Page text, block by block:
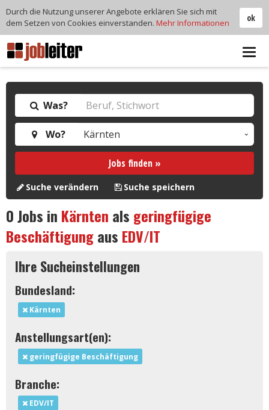
Was?
Wo?
Jobs finden »
Suche verändern Suche speichern
0Jobs in Kärnten als geringfügige
Beschäftigungaus EDV/IT
Ihre Sucheinstellungen
Bundesland:
Kärnten
Anstellungsart(en):
geringfügige Beschäftigung
Branche:
EDV/IT
ok
Durch die Nutzung unserer Angebote erklären Sie sich mit
dem Setzen von Cookies einverstanden. Mehr Informationen